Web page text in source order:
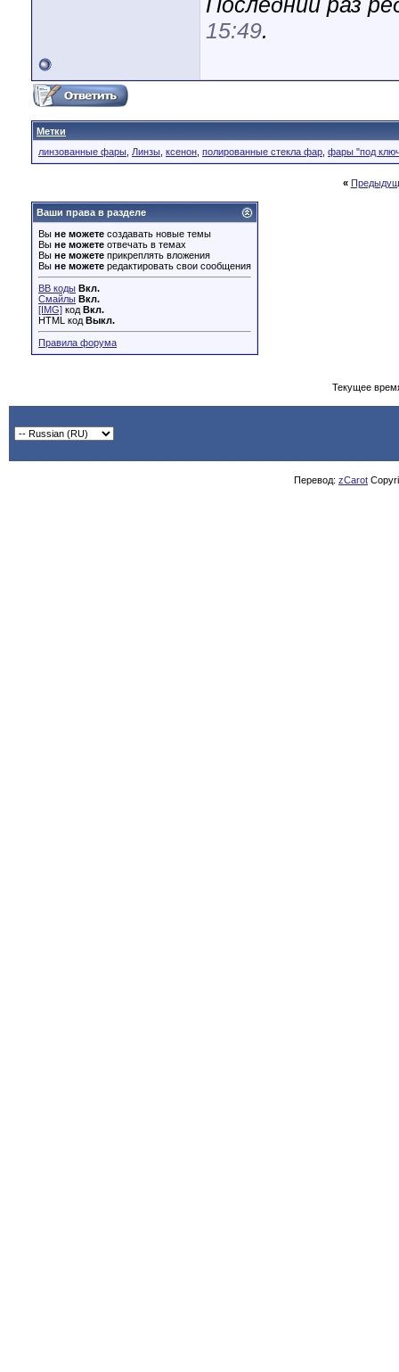
15:49.
Метки
линзованные фары Линзы ксенон полированные стекла фар фары "под
«
Ваши права в разделе
Вы не можете создавать новые темы
Вы не можете отвечать в темах
Вы не можете прикреплять вложения
Вы не можете редактировать свои сообщения
BB коды Вкл.
Смайлы Вкл.
[IMG] код Вкл.
HTML код Выкл.
Правила форума
Текущее
Перевод: zCarot